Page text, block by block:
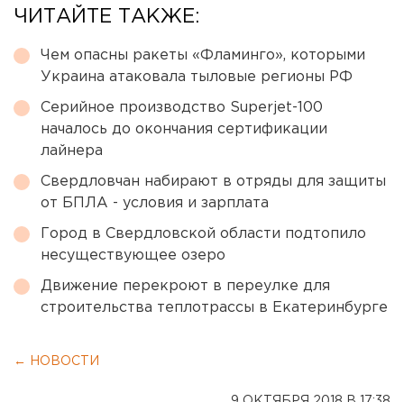
ЧИТАЙТЕ ТАКЖЕ:
Чем опасны ракеты «Фламинго», которыми
Украина атаковала тыловые регионы РФ
Серийное производство Superjet-100
началось до окончания сертификации
лайнера
Свердловчан набирают в отряды для защиты
от БПЛА - условия и зарплата
Город в Свердловской области подтопило
несуществующее озеро
Движение перекроют в переулке для
строительства теплотрассы в Екатеринбурге
← НОВОСТИ